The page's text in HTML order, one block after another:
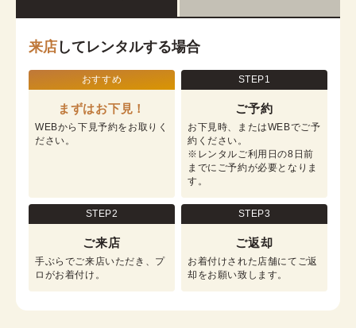
来店 してレンタルする場合
おすすめ
まずはお下見！
WEBから下見予約をお取りく
ださい。
STEP1
ご予約
お下見時、またはWEBでご予
約ください。
※レンタルご利用日の8日前
までにご予約が必要となりま
す。
STEP2
ご来店
手ぶらでご来店いただき、プ
ロがお着付け。
STEP3
ご返却
お着付けされた店舗にてご返
却をお願い致します。